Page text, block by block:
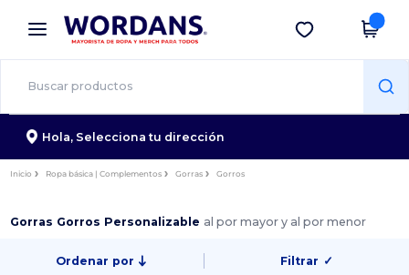
× App de Wordans
¡Mejores precios en app!
Descargar app
Hola, Selecciona tu dirección
Inicio Ropa básica | Complementos Gorras Gorros
Gorras Gorros Personalizable al por mayor y al por menor
Ordenar por Filtrar ✓